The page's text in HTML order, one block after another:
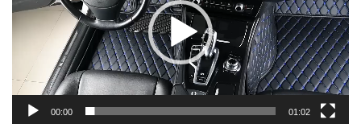
00:00 01:02